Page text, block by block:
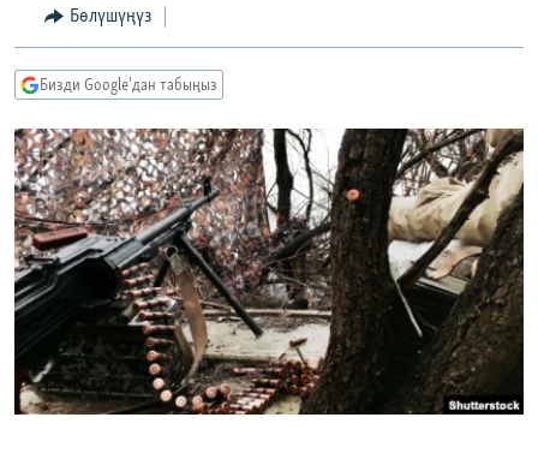
БҮГҮН АЗАТТЫКТА
ДАНИСТЕ
ЭЖЕ-СИҢДИЛЕР
АЗАТТЫК+
ЫҢГАЙСЫЗ СУРООЛОР
ПОДКАСТ
Русский
ОНЛАЙН ШЕРИНЕ
ЭЕ/АРнун бардык сайттары
Бөлүшүңүз
Бизди Google'дан табыңыз